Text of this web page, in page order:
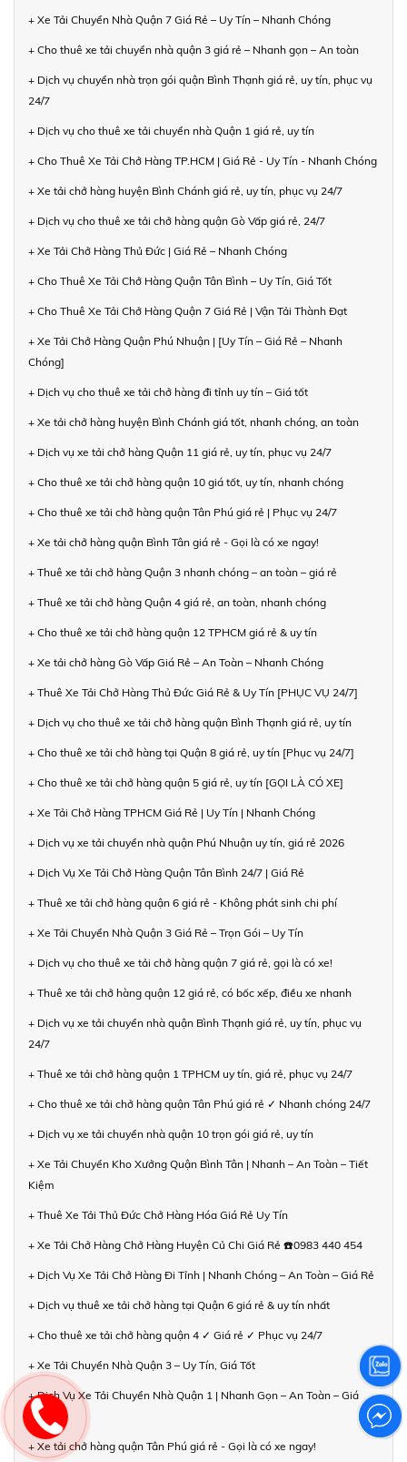
+ Xe Tải Chuyển Nhà Quận 7 Giá Rẻ – Uy Tín – Nhanh Chóng
+ Cho thuê xe tải chuyển nhà quận 3 giá rẻ – Nhanh gọn – An toàn
+ Dịch vụ chuyển nhà trọn gói quận Bình Thạnh giá rẻ, uy tín, phục vụ
24/7
+ Dịch vụ cho thuê xe tải chuyển nhà Quận 1 giá rẻ, uy tín
+ Cho Thuê Xe Tải Chở Hàng TP.HCM | Giá Rẻ - Uy Tín - Nhanh Chóng
+ Xe tải chở hàng huyện Bình Chánh giá rẻ, uy tín, phục vụ 24/7
+ Dịch vụ cho thuê xe tải chở hàng quận Gò Vấp giá rẻ, 24/7
+ Xe Tải Chở Hàng Thủ Đức | Giá Rẻ – Nhanh Chóng
+ Cho Thuê Xe Tải Chở Hàng Quận Tân Bình – Uy Tín, Giá Tốt
+ Cho Thuê Xe Tải Chở Hàng Quận 7 Giá Rẻ | Vận Tải Thành Đạt
+ Xe Tải Chở Hàng Quận Phú Nhuận | [Uy Tín – Giá Rẻ – Nhanh
Chóng]
+ Dịch vụ cho thuê xe tải chở hàng đi tỉnh uy tín – Giá tốt
+ Xe tải chở hàng huyện Bình Chánh giá tốt, nhanh chóng, an toàn
+ Dịch vụ xe tải chở hàng Quận 11 giá rẻ, uy tín, phục vụ 24/7
+ Cho thuê xe tải chở hàng quận 10 giá tốt, uy tín, nhanh chóng
+ Cho thuê xe tải chở hàng quận Tân Phú giá rẻ | Phục vụ 24/7
+ Xe tải chở hàng quận Bình Tân giá rẻ - Gọi là có xe ngay!
+ Thuê xe tải chở hàng Quận 3 nhanh chóng – an toàn – giá rẻ
+ Thuê xe tải chở hàng Quận 4 giá rẻ, an toàn, nhanh chóng
+ Cho thuê xe tải chở hàng quận 12 TPHCM giá rẻ & uy tín
+ Xe tải chở hàng Gò Vấp Giá Rẻ – An Toàn – Nhanh Chóng
+ Thuê Xe Tải Chở Hàng Thủ Đức Giá Rẻ & Uy Tín [PHỤC VỤ 24/7]
+ Dịch vụ cho thuê xe tải chở hàng quận Bình Thạnh giá rẻ, uy tín
+ Cho thuê xe tải chở hàng tại Quận 8 giá rẻ, uy tín [Phục vụ 24/7]
+ Cho thuê xe tải chở hàng quận 5 giá rẻ, uy tín [GỌI LÀ CÓ XE]
+ Xe Tải Chở Hàng TPHCM Giá Rẻ | Uy Tín | Nhanh Chóng
+ Dịch vụ xe tải chuyển nhà quận Phú Nhuận uy tín, giá rẻ 2026
+ Dịch Vụ Xe Tải Chở Hàng Quận Tân Bình 24/7 | Giá Rẻ
+ Thuê xe tải chở hàng quận 6 giá rẻ - Không phát sinh chi phí
+ Xe Tải Chuyển Nhà Quận 3 Giá Rẻ – Trọn Gói – Uy Tín
+ Dịch vụ cho thuê xe tải chở hàng quận 7 giá rẻ, gọi là có xe!
+ Thuê xe tải chở hàng quận 12 giá rẻ, có bốc xếp, điều xe nhanh
+ Dịch vụ xe tải chuyển nhà quận Bình Thạnh giá rẻ, uy tín, phục vụ
24/7
+ Thuê xe tải chở hàng quận 1 TPHCM uy tín, giá rẻ, phục vụ 24/7
+ Cho thuê xe tải chở hàng quận Tân Phú giá rẻ ✓ Nhanh chóng 24/7
+ Dịch vụ xe tải chuyển nhà quận 10 trọn gói giá rẻ, uy tín
+ Xe Tải Chuyển Kho Xưởng Quận Bình Tân | Nhanh – An Toàn – Tiết
Kiệm
+ Thuê Xe Tải Thủ Đức Chở Hàng Hóa Giá Rẻ Uy Tín
+ Xe Tải Chở Hàng Chở Hàng Huyện Củ Chi Giá Rẻ ☎️0983 440 454
+ Dịch Vụ Xe Tải Chở Hàng Đi Tỉnh | Nhanh Chóng – An Toàn – Giá Rẻ
+ Dịch vụ thuê xe tải chở hàng tại Quận 6 giá rẻ & uy tín nhất
+ Cho thuê xe tải chở hàng quận 4 ✓ Giá rẻ ✓ Phục vụ 24/7
+ Xe Tải Chuyển Nhà Quận 3 – Uy Tín, Giá Tốt
+ Dịch Vụ Xe Tải Chuyển Nhà Quận 1 | Nhanh Gọn – An Toàn – Giá
Hợp Lý
+ Xe tải chở hàng quận Tân Phú giá rẻ - Gọi là có xe ngay!